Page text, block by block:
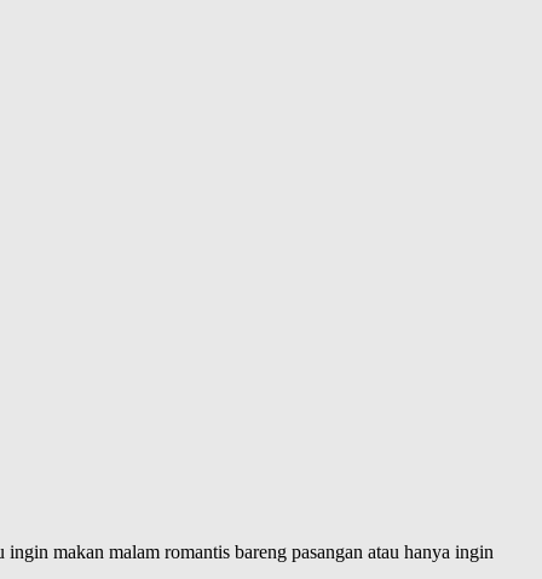
makan malam romantis bareng pasangan atau hanya ingin